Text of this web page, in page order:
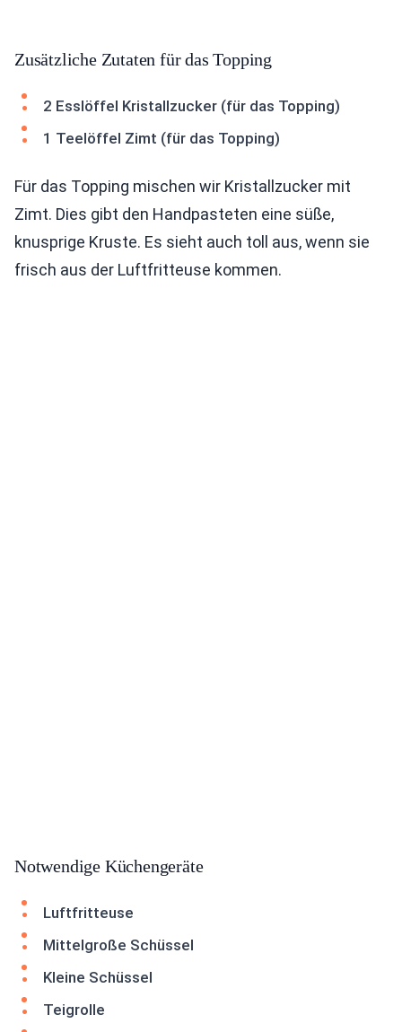
Zusätzliche Zutaten für das Topping
2 Esslöffel Kristallzucker (für das Topping)
1 Teelöffel Zimt (für das Topping)
Für das Topping mischen wir Kristallzucker mit
Zimt. Dies gibt den Handpasteten eine süße,
knusprige Kruste. Es sieht auch toll aus, wenn sie
frisch aus der Luftfritteuse kommen.
Notwendige Küchengeräte
Luftfritteuse
Mittelgroße Schüssel
Kleine Schüssel
Teigrolle